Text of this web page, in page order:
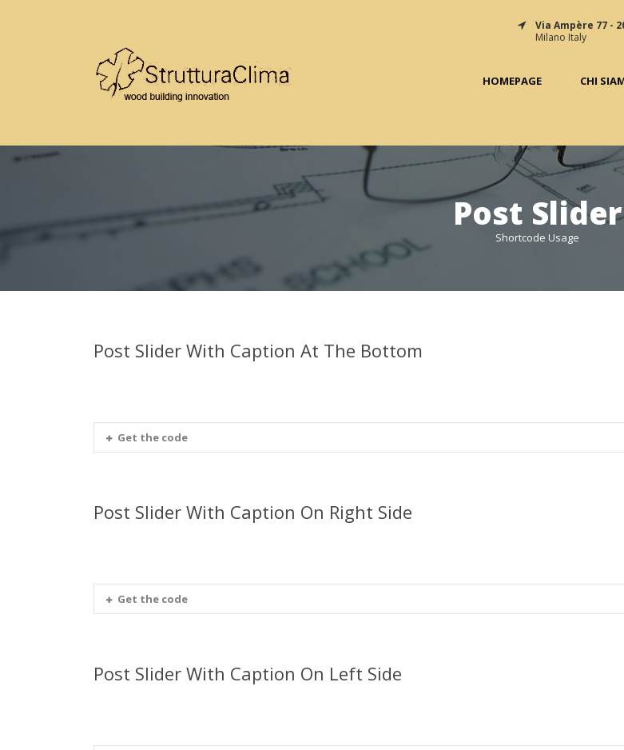
Via Ampère 77 -
Milano Italy
HOMEPAGE CHI
Post Slider
Shortcode Usage
Post Slider With Caption At The Bottom
Get the code
Post Slider With Caption On Right Side
Get the code
Post Slider With Caption On Left Side